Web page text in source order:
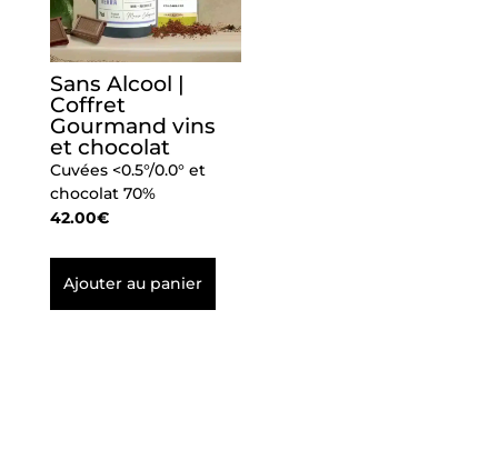
Sans Alcool |
Coffret
Gourmand vins
et chocolat
Cuvées <0.5°/0.0° et
chocolat 70%
42.00€
Ajouter au panier